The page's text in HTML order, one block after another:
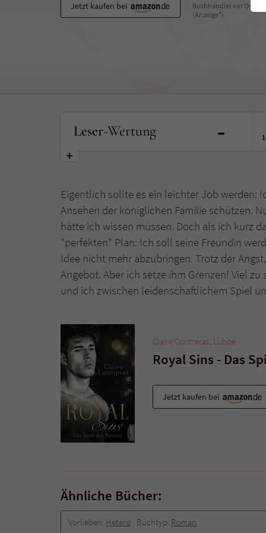
Jetzt kaufen bei
Buchhändler vor Ort
(Anzeige*)
Leser-Wertung -
1
Eigentlich sollte es ein leichter Job werden:
Ansehen der königlichen Familie schützen.
hätte ich wissen müssen. Doch als ich kurz
"perfekten" Plan: Ich soll seine Freundin
Idee nicht mehr abzubringen. Trotz der
Angebot. Aber ich setze ihm Grenzen! Viel
und ich zwischen leidenschaftlichem Spiel
Claire Contreras, Lübbe
Royal Sins - Das
Jetzt kaufen bei
Ähnliche Bücher:
Vorlieben: Hetero Buchtyp: Roman